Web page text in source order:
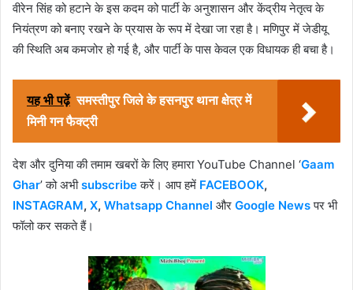
वीरेन सिंह को हटाने के इस कदम को पार्टी के अनुशासन और केंद्रीय नेतृत्व के
नियंत्रण को बनाए रखने के प्रयास के रूप में देखा जा रहा है। मणिपुर में जेडीयू
की स्थिति अब कमजोर हो गई है, और पार्टी के पास केवल एक विधायक ही बचा है।
यह भी पढ़ें समस्तीपुर जिले के हसनपुर थाना क्षेत्र में
मिनी गन फैक्ट्री
देश और दुनिया की तमाम खबरों के लिए हमारा YouTube Channel ‘Gaam
Ghar’ को अभीsubscribe करें। आप हमें FACEBOOK,
INSTAGRAM, X, Whatsapp Channel और Google Newsपर भी
फॉलो कर सकते हैं।